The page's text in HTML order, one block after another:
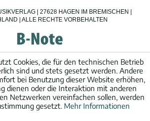
| 27628 HAGEN IM BREMISCHEN |
| ALLE RECHTE VORBEHALTEN
Cookies, die für den technischen Betrieb
sind und stets gesetzt werden. Andere
bei Benutzung dieser Website erhöhen,
dienen oder die Interaktion mit anderen
Netzwerken vereinfachen sollen, werden
gesetzt. Mehr Informationen